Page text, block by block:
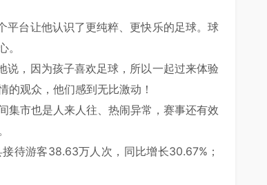
平台让他认识了更纯粹、更快乐的足球。球
。
说，因为孩子喜欢足球，所以一起过来体验
的观众，他们感到无比激动！
集市也是人来人往、热闹异常，赛事还有效
待游客38.63万人次，同比增长30.67%；